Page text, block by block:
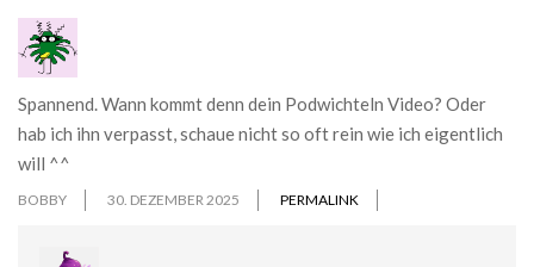
Spannend. Wann kommt denn dein Podwichteln Video? Oder
hab ich ihn verpasst, schaue nicht so oft rein wie ich eigentlich
will ^^
BOBBY 30. DEZEMBER 2025 PERMALINK